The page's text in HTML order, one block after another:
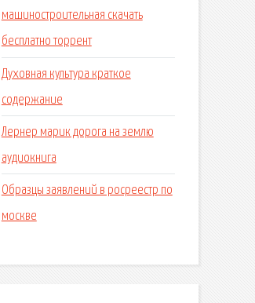
машиностроительная скачать
бесплатно торрент
Духовная культура краткое
содержание
Лернер марик дорога на землю
аудиокнига
Образцы заявлений в росреестр по
москве